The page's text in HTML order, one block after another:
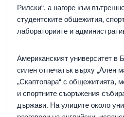
Рилски“, а нагоре към
студентските общежития,
лабораториите и
Американският университет в
силен отпечатък върху „Ален
„Скаптопара“ с общежитията,
и спортните съоръжения
държави. На улиците около